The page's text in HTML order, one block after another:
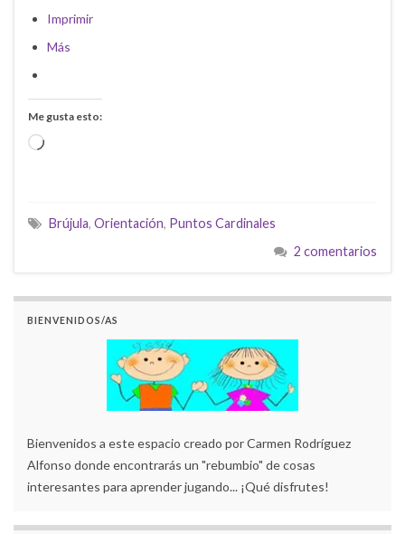
Imprimir
Más
Me gusta esto:
Cargando...
Brújula, Orientación, Puntos Cardinales
2 comentarios
BIENVENIDOS/AS
Bienvenidos a este espacio creado por Carmen Rodríguez
Alfonso donde encontrarás un "rebumbio" de cosas
interesantes para aprender jugando... ¡Qué disfrutes!